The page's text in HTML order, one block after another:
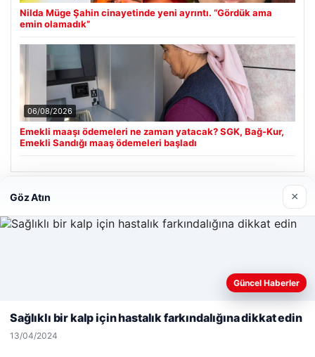
Nilda Müge Şahin cinayetinde yeni ayrıntı. “Gördük ama
emin olamadık”
06/08/2026
Emekli maaşı ödemeleri ne zaman yatacak? SGK, Bağ-Kur,
Emekli Sandığı maaş ödemeleri başladı
Son Eklenen Firmalar
Enes Kaplan Avukatlık Bürosu
Web sitemizi nasıl kullandığınızı daha iyi anlayabilmek,
deneyiminizi kişiselleştirmek ve geliştirmek amacıyla çerezler
Reddet Kabul Et
Göz Atın ×
Güncel Haberler
Sağlıklı bir kalp için hastalık farkındalığına dikkat edin
13/04/2024